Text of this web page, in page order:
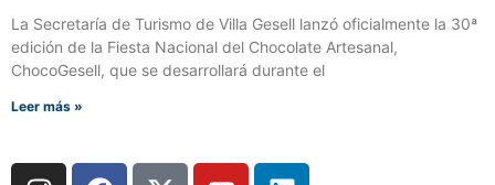
La Secretaría de Turismo de Villa Gesell lanzó oficialmente la 30ª
edición de la Fiesta Nacional del Chocolate Artesanal,
ChocoGesell, que se desarrollará durante el
Leer más »